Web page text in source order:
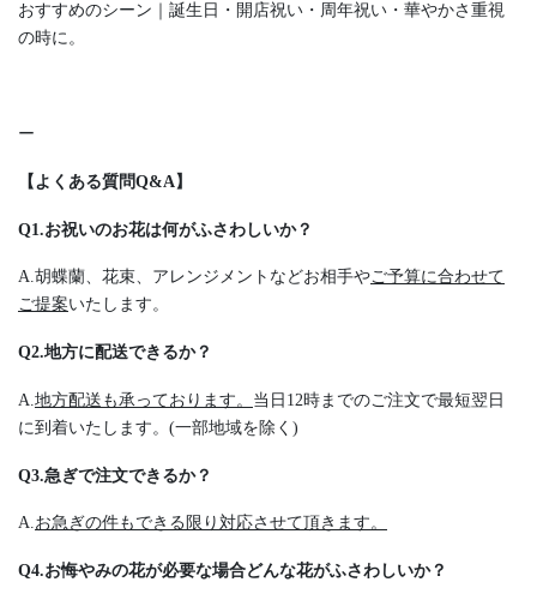
おすすめのシーン｜誕生日・開店祝い・周年祝い・華やかさ重視
の時に。
ー
【よくある質問Q&A】
Q1.お祝いのお花は何がふさわしいか？
A.胡蝶蘭、花束、アレンジメントなどお相手やご予算に合わせて
ご提案いたします。
Q2.地方に配送できるか？
A. 地方配送も承っております。 当日12時までのご注文で最短翌日
に到着いたします。(一部地域を除く)
Q3.急ぎで注文できるか？
A.お急ぎの件もできる限り対応させて頂きます。
Q4.お悔やみの花が必要な場合どんな花がふさわしいか？